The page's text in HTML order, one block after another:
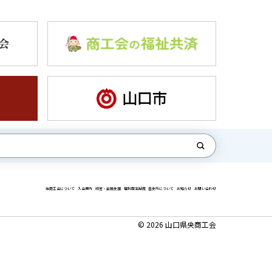
当商工会について 入会案内 経営・金融支援 福利厚生制度 各支所について お知らせ お問い合わせ
© 2026 山口県央商工会